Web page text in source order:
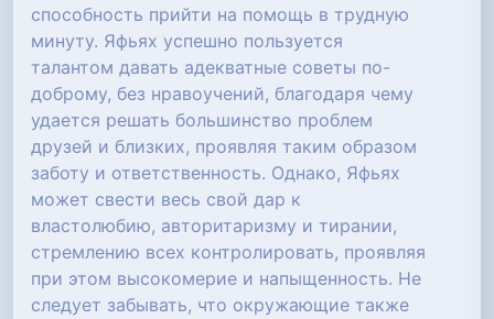
способность прийти на помощь в трудную
минуту. Яфьях успешно пользуется
талантом давать адекватные советы по-
доброму, без нравоучений, благодаря чему
удается решать большинство проблем
друзей и близких, проявляя таким образом
заботу и ответственность. Однако, Яфьях
может свести весь свой дар к
властолюбию, авторитаризму и тирании,
стремлению всех контролировать, проявляя
при этом высокомерие и напыщенность. Не
следует забывать, что окружающие также